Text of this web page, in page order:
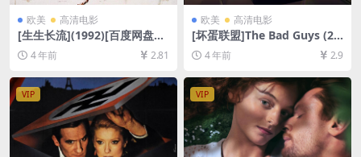
欧美 高清电影
[生生长流](1992)[百度网盘
+迅雷云盘资源1080P超清未
删减][MP4/5.9GB][中文字幕]
4 年前 2.81
欧美 高清电影
[坏蛋联盟]The Bad Guys (20
22)[百度网盘+迅雷云盘资源1
080P超清未删减][MP4/5.7G
B][中英字幕]
4 年前 2.9
VIP VIP